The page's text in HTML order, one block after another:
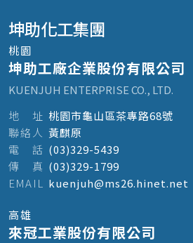
坤助化工集團
桃園
坤助工廠企業股份有限公司
KUENJUH ENTERPRISE CO., LTD.
地
址 桃園市龜山區茶專路68號
聯絡 人 黃麒原
電
話 (03)329-5439
傳
真 (03)329-1799
EMAI L kuenjuh@ms26.hinet.net
高雄
來冠工業股份有限公司